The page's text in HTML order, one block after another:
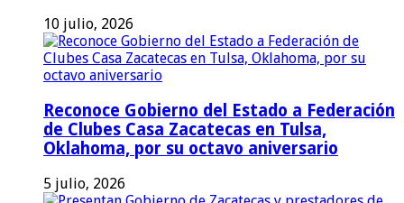
10 julio, 2026
Reconoce Gobierno del Estado a Federación
de Clubes Casa Zacatecas en Tulsa,
Oklahoma, por su octavo aniversario
5 julio, 2026